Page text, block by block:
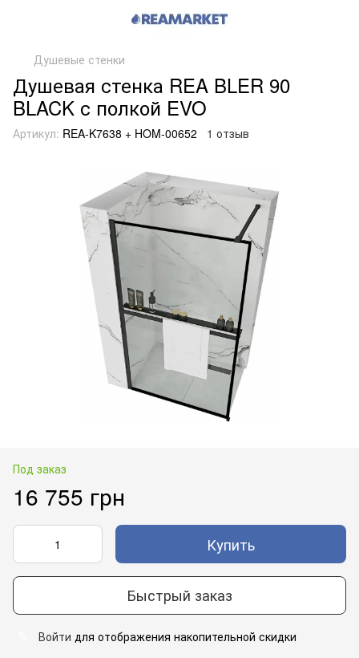
Душевые стенки
Душевая стенка REA BLER 90
BLACK с полкой EVO
Артикул: REA-K7638 + HOM-00652 1 отзыв
Под заказ
16 755 грн
Купить
Быстрый заказ
Войти для отображения накопительной скидки